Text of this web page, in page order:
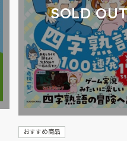
SOLD
おすすめ商品